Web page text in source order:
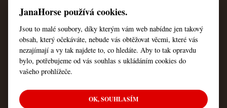
Servis
Kontakt
Nastavení cookies
+420 353 549 410
+420 608 444 378
© Všechna práva vyhrazena JanaHorse
JanaHorse používá cookies.
Jsou to malé soubory, díky kterým vám web nabídne jen takový
obsah, který očekáváte, nebude vás obtěžovat věcmi, které vás
nezajímají a vy tak najdete to, co hledáte. Aby to tak opravdu
bylo, potřebujeme od vás souhlas s ukládáním cookies do
vašeho prohlížeče.
OK, SOUHLASÍM